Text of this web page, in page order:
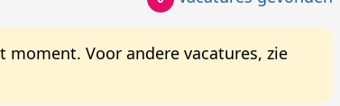
moment. Voor andere vacatures, zie